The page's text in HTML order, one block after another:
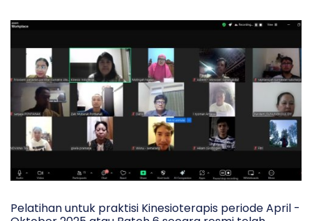
Pelatihan untuk praktisi Kinesioterapis periode April -